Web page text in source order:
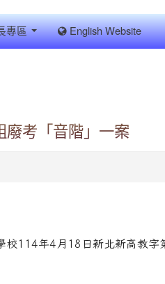
專區 English Website
廢考「音階」一案
校114年4月18日新北新高教字